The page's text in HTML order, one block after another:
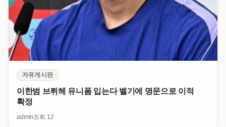
자유게시판
이한범 브뤼헤 유니폼 입는다 벨기에 명문으로 이적
확정
admin조회 12